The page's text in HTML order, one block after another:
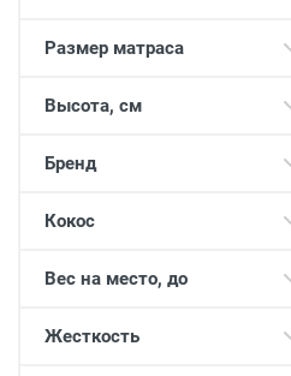
Для дачи и дома
РАСПРОДАЖА
Размер матраса
Высота, см
Бренд
Кокос
Вес на место, до
Жесткость